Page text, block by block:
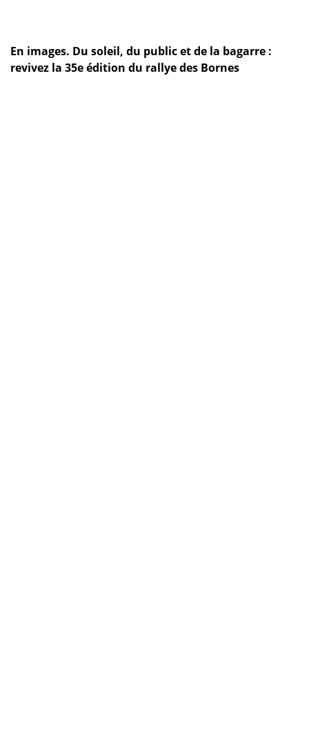
En images. Du soleil, du public et de la bagarre :
revivez la 35e édition du rallye des Bornes